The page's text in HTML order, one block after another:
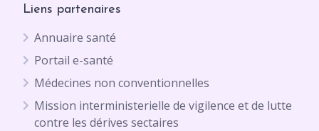
Liens partenaires
Annuaire santé
Portail e-santé
Médecines non conventionnelles
Mission interministerielle de vigilence et de lutte
contre les dérives sectaires